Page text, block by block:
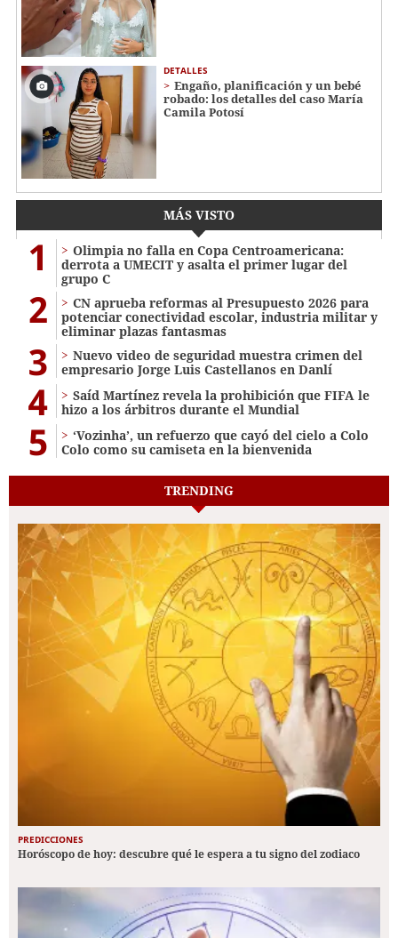
DETALLES
Engaño, planificación y un bebé
robado: los detalles del caso María
Camila Potosí
MÁS VISTO
1
Olimpia no falla en Copa Centroamericana:
derrota a UMECIT y asalta el primer lugar del
grupo C
2
CN aprueba reformas al Presupuesto 2026 para
potenciar conectividad escolar, industria militar y
eliminar plazas fantasmas
3
Nuevo video de seguridad muestra crimen del
empresario Jorge Luis Castellanos en Danlí
4
Saíd Martínez revela la prohibición que FIFA le
hizo a los árbitros durante el Mundial
5
‘Vozinha’, un refuerzo que cayó del cielo a Colo
Colo como su camiseta en la bienvenida
TRENDING
PREDICCIONES
Horóscopo de hoy: descubre qué le espera a tu signo del zodiaco